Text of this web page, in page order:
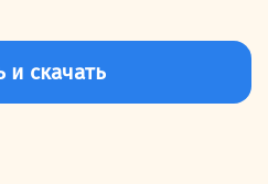
и скачать